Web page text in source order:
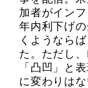
加者がイン
年内利下げ
くようなら
た。ただし
「凸凹」と
に変わりはな